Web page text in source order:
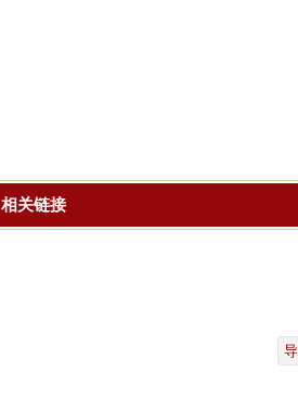
相关链接